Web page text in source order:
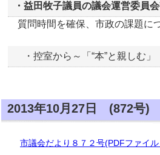
・益田牧子議員の議会運営委員
質問時間を確保、市政の課題に
・控室から～「“本”と親しむ
2013年10月27日 (872号)
市議会だより８７２号(PDFファイ